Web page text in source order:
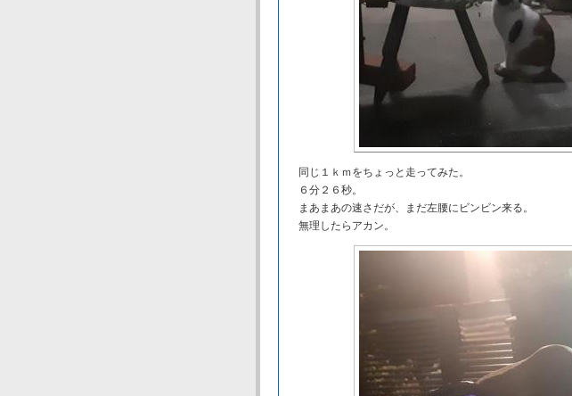
同じ１ｋｍをちょっと走ってみた。
６分２６秒。
まあまあの速さだが、まだ左腰にビンビン来る。
無理したらアカン。